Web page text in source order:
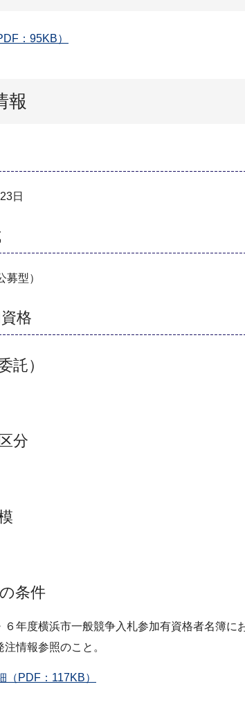
：95KB）
報
日
募型）
格
託）
分
条件
６年度横浜市一般競争入札参加有資格者名簿に
注情報参照のこと。
（PDF：117KB）